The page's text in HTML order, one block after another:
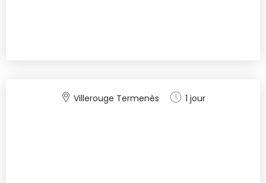
Villerouge Termenès 1 jour